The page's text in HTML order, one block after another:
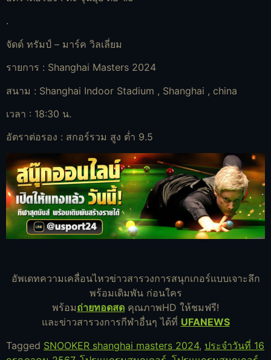
.
จัดด์ ทรัมป์ – มาร์ค วิลเลี่ยม
รายการ : Shanghai Masters 2024
สนาม : Shanghai Indoor Stadium , Shanghai , china
เวลา : 18:30 น.
อัตราต่อรอง : สกอร์รวม สูง ต่ำ 9.5
อัพเดทความเคลื่อนไหวข่าวสารวงการสนุกเกอร์แบบเจาะลึก
พร้อมเดิมพัน ก่อนใคร
พร้อมถ่ายทอดสด คุณภาพHD ให้ชมฟรี!
และข่าวสารวงการกีฬาอื่นๆ ได้ที่ UFANEWS
Tagged SNOOKER shanghai masters 2024, ประจำวันที่ 16